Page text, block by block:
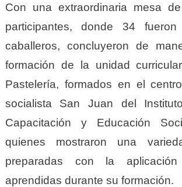
Con una extraordinaria mesa
participantes, donde 34
caballeros, concluyeron de
formación de la unidad
Pastelería, formados en el
socialista San Juan del
Capacitación y Educación
quienes mostraron una
preparadas con la
aprendidas durante su formación.